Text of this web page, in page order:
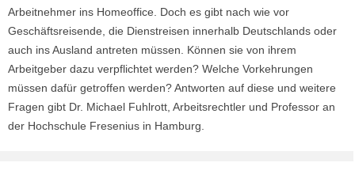
Arbeitnehmer ins Homeoffice. Doch es gibt nach wie vor
Geschäftsreisende, die Dienstreisen innerhalb Deutschlands oder
auch ins Ausland antreten müssen. Können sie von ihrem
Arbeitgeber dazu verpflichtet werden? Welche Vorkehrungen
müssen dafür getroffen werden? Antworten auf diese und weitere
Fragen gibt Dr. Michael Fuhlrott, Arbeitsrechtler und Professor an
der Hochschule Fresenius in Hamburg.